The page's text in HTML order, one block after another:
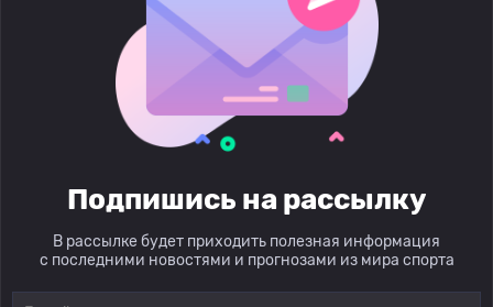
Подпишись на рассылку
В рассылке будет приходить полезная информация
с последними новостями и прогнозами из мира спорта